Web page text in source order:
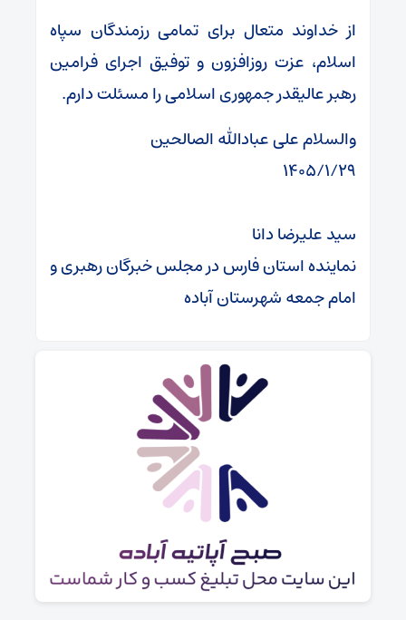
‌از خداوند متعال برای تمامی رزمندگان سپاه
اسلام، عزت روزافزون و توفیق اجرای فرامین
رهبر عالیقدر جمهوری اسلامی را مسئلت دارم.
والسلام علی عبادالله الصالحین
۱۴۰۵/۱/۲۹
‌سید علیرضا دانا
نماینده استان فارس در مجلس خبرگان رهبری و
امام جمعه شهرستان آباده